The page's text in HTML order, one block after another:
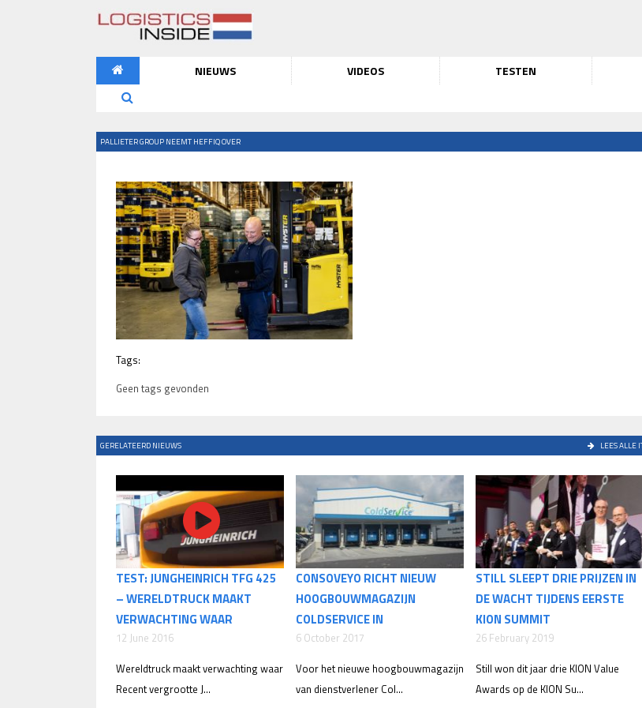
NIEUWS VIDEOS TESTEN
PALLIETER GROUP NEEMT HEFFIQ OVER
Tags:
Geen tags gevonden
GERELATEERD NIEUWS LEES ALLE
TEST: JUNGHEINRICH TFG 425
– WERELDTRUCK MAAKT
VERWACHTING WAAR
12 June 2016
Wereldtruck maakt verwachting waar
Recent vergrootte J...
CONSOVEYO RICHT NIEUW
HOOGBOUWMAGAZIJN
COLDSERVICE IN
6 October 2017
Voor het nieuwe hoogbouwmagazijn
van dienstverlener Col...
STILL SLEEPT DRIE PRIJZEN IN
DE WACHT TIJDENS EERSTE
KION SUMMIT
26 February 2019
Still won dit jaar drie KION Value
Awards op de KION Su...